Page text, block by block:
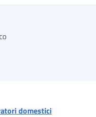
domestici